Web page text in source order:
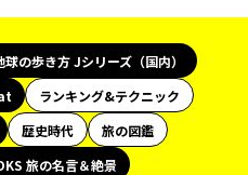
球の歩き方 Jシリーズ（国内）
ランキング&テクニック
歴史時代
旅の図鑑
旅の名言＆絶景